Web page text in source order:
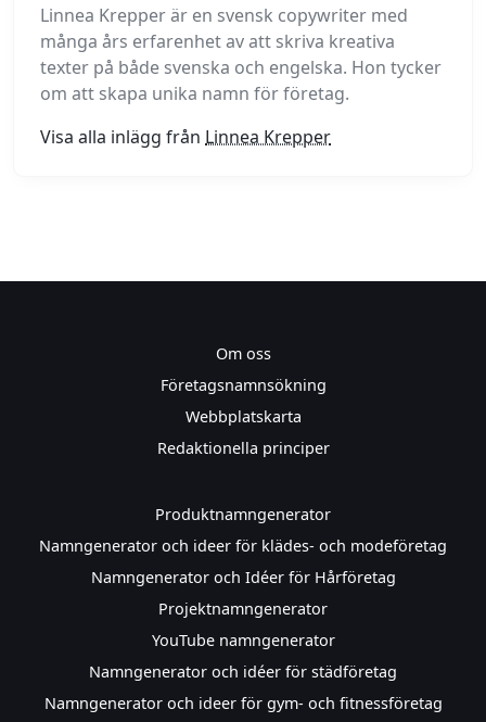
Linnea Krepper är en svensk copywriter med
många års erfarenhet av att skriva kreativa
texter på både svenska och engelska. Hon tycker
om att skapa unika namn för företag.
Visa alla inlägg från Linnea Krepper
Om oss
Företagsnamnsökning
Webbplatskarta
Redaktionella principer
Produktnamngenerator
Namngenerator och ideer för klädes- och modeföretag
Namngenerator och Idéer för Hårföretag
Projektnamngenerator
YouTube namngenerator
Namngenerator och idéer för städföretag
Namngenerator och ideer för gym- och fitnessföretag